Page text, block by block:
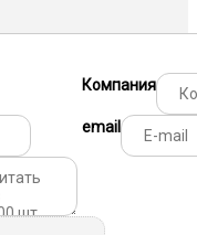
Компания
email